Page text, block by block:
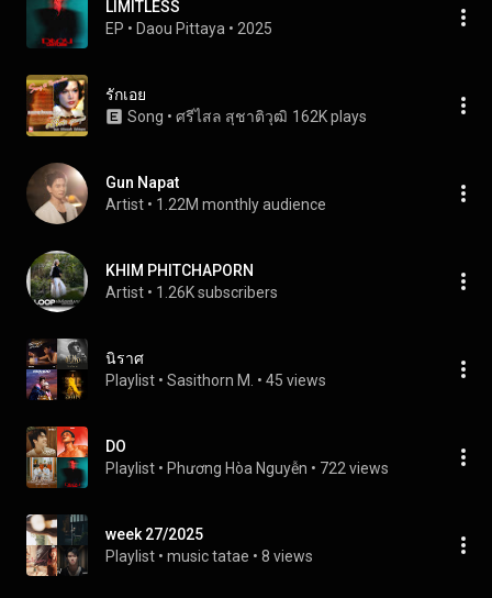
LIMITLESS
EP • Daou Pittaya • 2025
รักเอย
Song • ศรีไสล สุชาติวุฒิ 162K plays
Gun Napat
Artist • 1.22M monthly audience
KHIM PHITCHAPORN
Artist • 1.26K subscribers
นิราศ
Playlist • Sasithorn M. • 45 views
DO
Playlist • Phương Hòa Nguyễn • 722 views
week 27/2025
Playlist • music tatae • 8 views